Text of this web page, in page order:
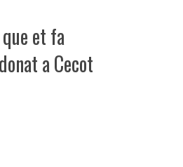
et fa
a Cecot